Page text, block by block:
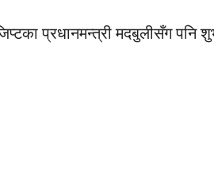
प्रधानमन्त्री मदबुलीसँग